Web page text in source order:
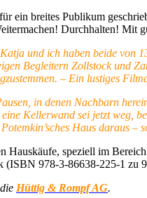
ein breites Publikum
Durchhalten! Mit
und ich haben beide von
Begleitern Zollstock und
– Ein lustiges
in denen Nachbarn
Kellerwand sei jetzt weg,
Haus daraus
Hauskäufe, speziell im
(ISBN 978-3-86638-225-1 zu
Hüttig & Rompf AG.